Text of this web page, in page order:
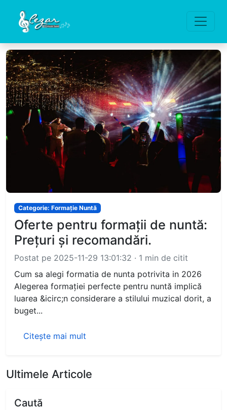
Categorie: Formație Nuntă
Oferte pentru formații de nuntă:
Prețuri și recomandări.
Postat pe 2025-11-29 13:01:32 · 1 min de citit
Cum sa alegi formatia de nunta potrivita in 2026
Alegerea formației perfecte pentru nuntă implică
luarea &icirc;n considerare a stilului muzical dorit, a
buget...
Citește mai mult
Ultimele Articole
Caută